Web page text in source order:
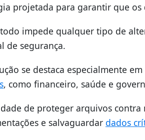
projetada para garantir que
impede qualquer tipo de
de segurança.
se destaca especialmente
, como financeiro, saúde e
de proteger arquivos
e salvaguardar dados